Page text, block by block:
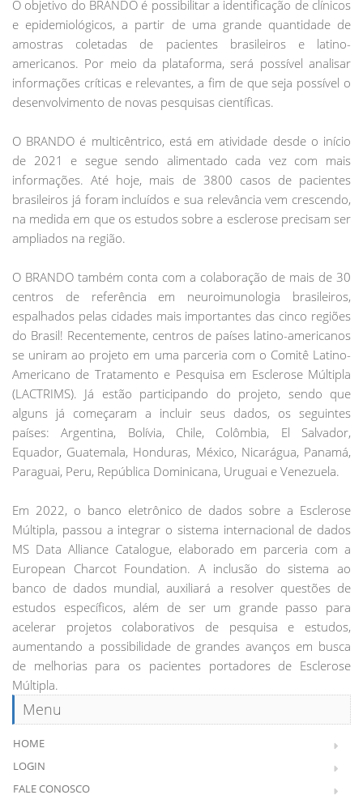
O objetivo do BRANDO é possibilitar a identificação de clínicos
e epidemiológicos, a partir de uma grande quantidade de
amostras coletadas de pacientes brasileiros e latino-
americanos. Por meio da plataforma, será possível analisar
informações críticas e relevantes, a fim de que seja possível o
desenvolvimento de novas pesquisas científicas.
O BRANDO é multicêntrico, está em atividade desde o início
de 2021 e segue sendo alimentado cada vez com mais
informações. Até hoje, mais de 3800 casos de pacientes
brasileiros já foram incluídos e sua relevância vem crescendo,
na medida em que os estudos sobre a esclerose precisam ser
ampliados na região.
O BRANDO também conta com a colaboração de mais de 30
centros de referência em neuroimunologia brasileiros,
espalhados pelas cidades mais importantes das cinco regiões
do Brasil! Recentemente, centros de países latino-americanos
se uniram ao projeto em uma parceria com o Comitê Latino-
Americano de Tratamento e Pesquisa em Esclerose Múltipla
(LACTRIMS). Já estão participando do projeto, sendo que
alguns já começaram a incluir seus dados, os seguintes
países: Argentina, Bolívia, Chile, Colômbia, El Salvador,
Equador, Guatemala, Honduras, México, Nicarágua, Panamá,
Paraguai, Peru, República Dominicana, Uruguai e Venezuela.
Em 2022, o banco eletrônico de dados sobre a Esclerose
Múltipla, passou a integrar o sistema internacional de dados
MS Data Alliance Catalogue, elaborado em parceria com a
European Charcot Foundation. A inclusão do sistema ao
banco de dados mundial, auxiliará a resolver questões de
estudos específicos, além de ser um grande passo para
acelerar projetos colaborativos de pesquisa e estudos,
aumentando a possibilidade de grandes avanços em busca
de melhorias para os pacientes portadores de Esclerose
Múltipla.
Menu
HOME
LOGIN
FALE CONOSCO